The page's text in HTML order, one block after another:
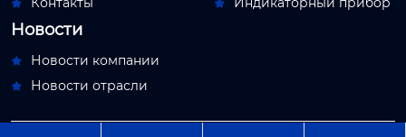
 
Новости
 Новости компании
 Новости отрасли